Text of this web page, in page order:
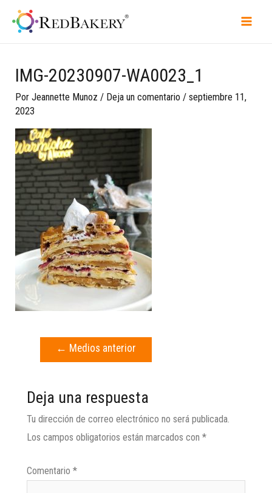
IMG-20230907-WA0023_1
PorJeannette Munoz / Deja un comentario /septiembre 11,
2023
← Medios anterior
Deja una respuesta
Tu dirección de correo electrónico no será publicada.
Los campos obligatorios están marcados con *
Comentario *